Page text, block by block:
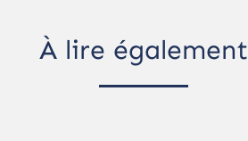
À lire également